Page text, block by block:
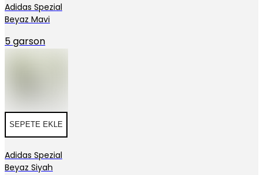
Adidas Spezial
Beyaz Mavi
5 garson
SEPETE EKLE
Adidas Spezial
Beyaz Siyah